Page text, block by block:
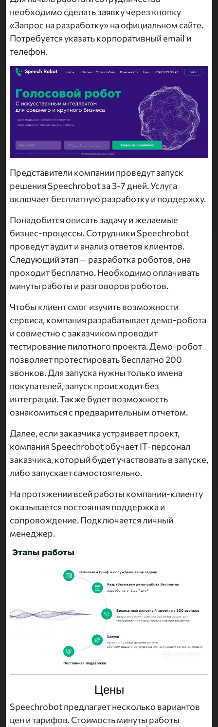
необходимо сделать заявку через кнопку
«Запрос на разработку» на официальном сайте.
Потребуется указать корпоративный email и
телефон.
Представители компании проведут запуск
решения Speechrobot за 3-7 дней. Услуга
включает бесплатную разработку и поддержку.
Понадобится описать задачу и желаемые
бизнес-процессы. Сотрудники Speechrobot
проведут аудит и анализ ответов клиентов.
Следующий этап — разработка роботов, она
проходит бесплатно. Необходимо оплачивать
минуты работы и разговоров роботов.
Чтобы клиент смог изучить возможности
сервиса, компания разрабатывает демо-робота
и совместно с заказчиком проводит
тестирование пилотного проекта. Демо-робот
позволяет протестировать бесплатно 200
звонков. Для запуска нужны только имена
покупателей, запуск происходит без
интеграции. Также будет возможность
ознакомиться с предварительным отчетом.
Далее, если заказчика устраивает проект,
компания Speechrobot обучает IT-персонал
заказчика, который будет участвовать в запуске,
либо запускает самостоятельно.
На протяжении всей работы компании-клиенту
оказывается постоянная поддержка и
сопровождение. Подключается личный
менеджер.
Цены
Speechrobot предлагает несколько вариантов
цен и тарифов. Стоимость минуты работы